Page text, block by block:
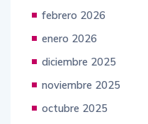
febrero 2026
enero 2026
diciembre 2025
noviembre 2025
octubre 2025